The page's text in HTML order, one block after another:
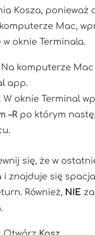
Kosza, ponieważ
Mac,
oknie Terminala.
Na komputerze
app.
W oknie Terminal
–R po którym
się, że w
i znajduje się spacja
Również, NIE